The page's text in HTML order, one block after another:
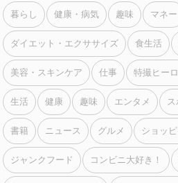
暮らし 健康・病気 趣味 マネー
ダイエット・エクササイズ 食生活
美容・スキンケア 仕事 特撮ヒー
生活 健康 趣味 エンタメ ス
書籍 ニュース グルメ ショッ
ジャンクフード コンビニ大好き！